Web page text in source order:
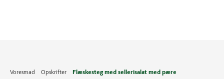
Voresmad Opskrifter Flæskesteg med sellerisalat med pære